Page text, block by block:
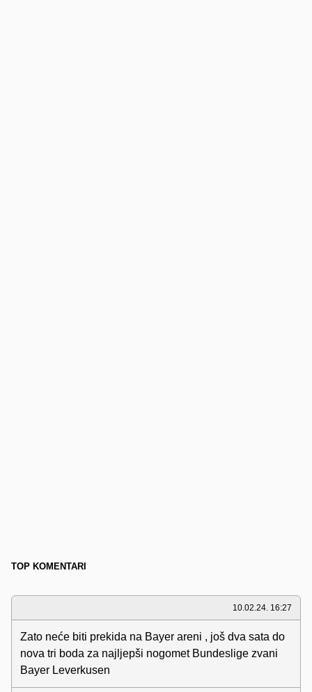
TOP KOMENTARI
10.02.24. 16:27
Zato neće biti prekida na Bayer areni , još dva sata do
nova tri boda za najljepši nogomet Bundeslige zvani
Bayer Leverkusen